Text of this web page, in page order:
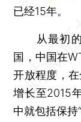
已经15年。
从最初的
国，中国在
开放程度，
增长至2015
中就包括保持